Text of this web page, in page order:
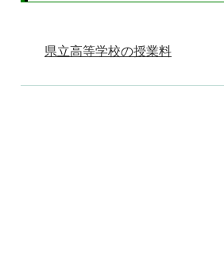
県立高等学校の授業料